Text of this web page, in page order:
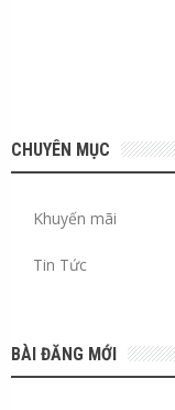
CHUYÊN MỤC
Khuyến mãi
Tin Tức
BÀI ĐĂNG MỚI